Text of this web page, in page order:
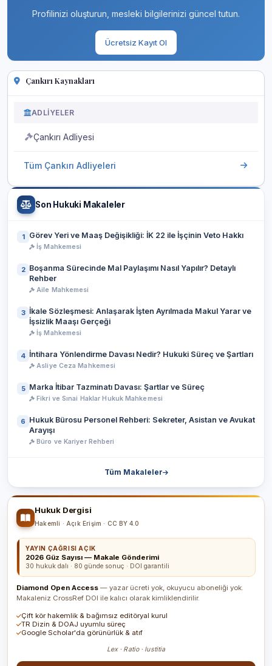
Profilinizi oluşturun, mesleki bilgilerinizi güncel tutun.
Ücretsiz Kayıt Ol
Çankırı Kaynakları
ADLIYELER
Çankırı Adliyesi
Tüm Çankırı Adliyeleri
Son Hukuki Makaleler
1 Görev Yeri ve Maaş Değişikliği: İK 22 ile İşçinin Veto Hakkı
İş Mahkemesi
2 Boşanma Sürecinde Mal Paylaşımı Nasıl Yapılır? Detaylı
Rehber
Aile Mahkemesi
3 İkale Sözleşmesi: Anlaşarak İşten Ayrılmada Makul Yarar ve
İşsizlik Maaşı Gerçeği
İş Mahkemesi
4 İntihara Yönlendirme Davası Nedir? Hukuki Süreç ve Şartları
Asliye Ceza Mahkemesi
5 Marka İtibar Tazminatı Davası: Şartlar ve Süreç
Fikri ve Sınai Haklar Hukuk Mahkemesi
6 Hukuk Bürosu Personel Rehberi: Sekreter, Asistan ve Avukat
Arayışı
Büro ve Kariyer Rehberi
Tüm Makaleler
Hukuk Dergisi
Hakemli · Açık Erişim · CC BY 4.0
YAYIN ÇAĞRISI AÇIK
2026 Güz Sayısı — Makale Gönderimi
30 hukuk dalı · 80 günde sonuç · DOI garantili
Diamond Open Access — yazar ücreti yok, okuyucu aboneliği yok.
Makaleniz CrossRef DOI ile kalıcı olarak kimliklendirilir.
Çift kör hakemlik & bağımsız editöryal kurul
TR Dizin & DOAJ uyumlu süreç
Google Scholar'da görünürlük & atıf
Lex · Ratio · Iustitia